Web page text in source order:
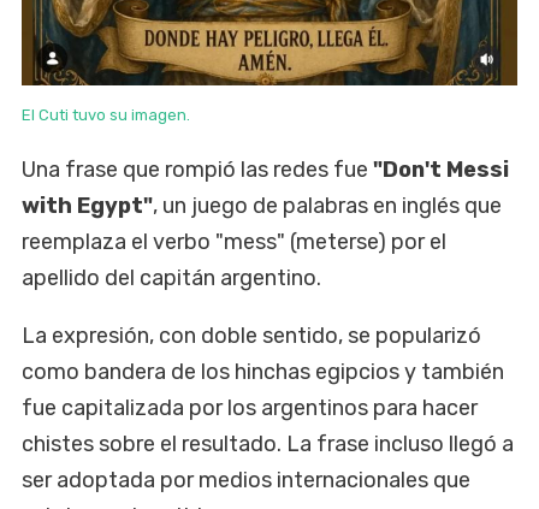
El Cuti tuvo su imagen.
Una frase que rompió las redes fue "Don't Messi
with Egypt", un juego de palabras en inglés que
reemplaza el verbo "mess" (meterse) por el
apellido del capitán argentino.
La expresión, con doble sentido, se popularizó
como bandera de los hinchas egipcios y también
fue capitalizada por los argentinos para hacer
chistes sobre el resultado. La frase incluso llegó a
ser adoptada por medios internacionales que